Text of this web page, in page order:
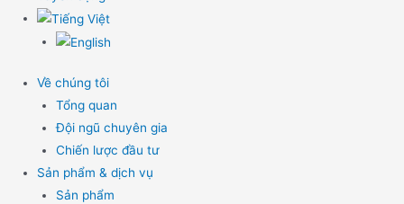
Về chúng tôi
Tổng quan
Đội ngũ chuyên gia
Chiến lược đầu tư
Sản phẩm & dịch vụ
Sản phẩm